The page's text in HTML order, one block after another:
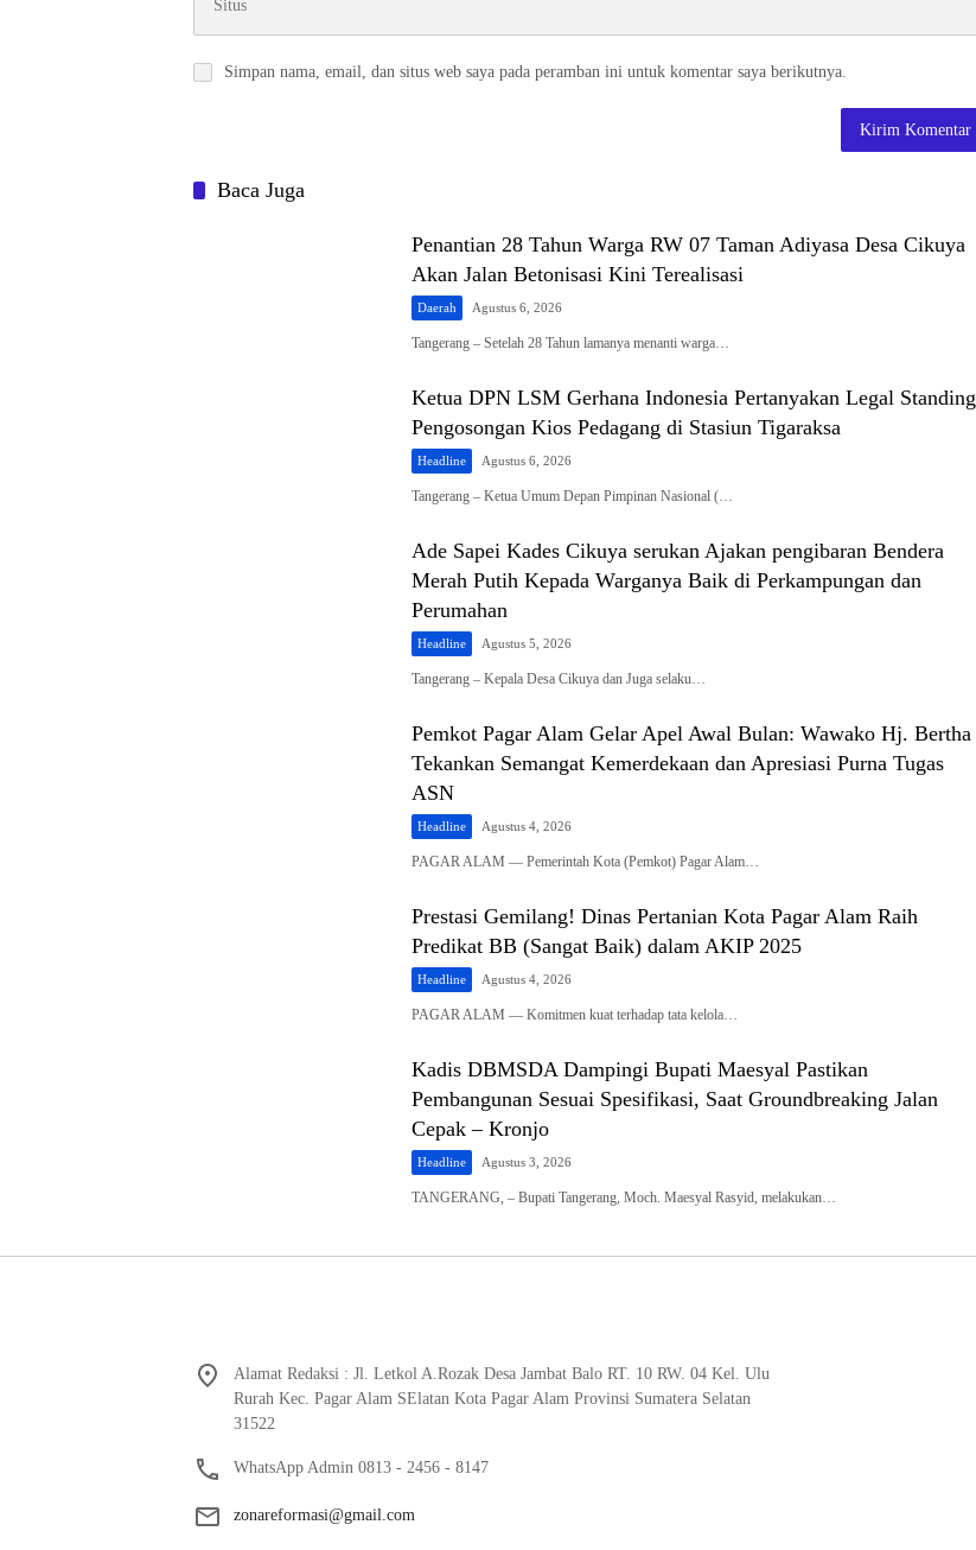
Simpan nama, email, dan situs web saya pada peramban ini untuk komentar saya berikutnya.
Baca Juga
Penantian 28 Tahun Warga RW 07 Taman Adiyasa Desa Cikuya
Akan Jalan Betonisasi Kini Terealisasi
Daerah Agustus 6, 2026
Tangerang – Setelah 28 Tahun lamanya menanti warga…
Ketua DPN LSM Gerhana Indonesia Pertanyakan Legal Standing
Pengosongan Kios Pedagang di Stasiun Tigaraksa
Headline Agustus 6, 2026
Tangerang – Ketua Umum Depan Pimpinan Nasional (…
Ade Sapei Kades Cikuya serukan Ajakan pengibaran Bendera
Merah Putih Kepada Warganya Baik di Perkampungan dan
Perumahan
Headline Agustus 5, 2026
Tangerang – Kepala Desa Cikuya dan Juga selaku…
Pemkot Pagar Alam Gelar Apel Awal Bulan: Wawako Hj. Bertha
Tekankan Semangat Kemerdekaan dan Apresiasi Purna Tugas
ASN
Headline Agustus 4, 2026
PAGAR ALAM — Pemerintah Kota (Pemkot) Pagar Alam…
Prestasi Gemilang! Dinas Pertanian Kota Pagar Alam Raih
Predikat BB (Sangat Baik) dalam AKIP 2025
Headline Agustus 4, 2026
PAGAR ALAM — Komitmen kuat terhadap tata kelola…
Kadis DBMSDA Dampingi Bupati Maesyal Pastikan
Pembangunan Sesuai Spesifikasi, Saat Groundbreaking Jalan
Cepak – Kronjo
Headline Agustus 3, 2026
TANGERANG, – Bupati Tangerang, Moch. Maesyal Rasyid, melakukan…
Alamat Redaksi : Jl. Letkol A.Rozak Desa Jambat Balo RT. 10 RW. 04 Kel. Ulu
Rurah Kec. Pagar Alam SElatan Kota Pagar Alam Provinsi Sumatera Selatan
31522
WhatsApp Admin 0813 - 2456 - 8147
zonareformasi@gmail.com